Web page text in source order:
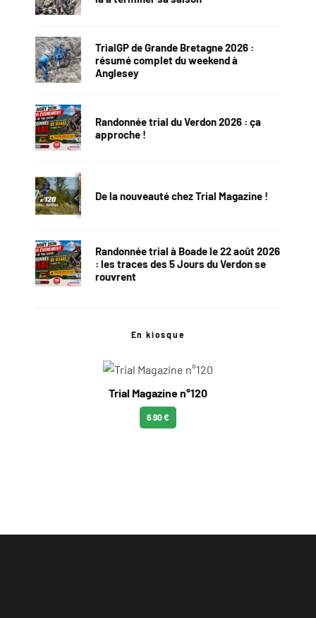
TrialGP de Grande Bretagne 2026 :
résumé complet du weekend à
Anglesey
Randonnée trial du Verdon 2026 : ça
approche !
De la nouveauté chez Trial Magazine !
Randonnée trial à Boade le 22 août 2026
: les traces des 5 Jours du Verdon se
rouvrent
En kiosque
Trial Magazine n°120
6.90 €